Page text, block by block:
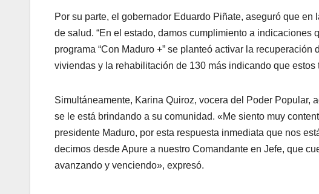
Por su parte, el gobernador Eduardo Piñate, aseguró que
de salud. “En el estado, damos cumplimiento a indicaciones
programa “Con Maduro +” se planteó activar la
viviendas y la rehabilitación de 130 más indicando que
Simultáneamente, Karina Quiroz, vocera del Poder Popular,
se le está brindando a su comunidad. «Me siento muy
presidente Maduro, por esta respuesta inmediata que nos
decimos desde Apure a nuestro Comandante en Jefe, que
avanzando y venciendo», expresó.